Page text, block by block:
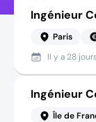
Ingénieur
Paris
Il y a 28
Ingénieur
Île de